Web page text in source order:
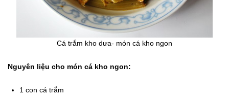
Cá trắm kho dưa- món cá kho ngon
Nguyên liệu cho món cá kho ngon:
1 con cá trắm